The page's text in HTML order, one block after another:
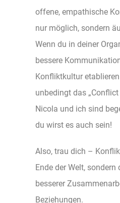
offene, empathische
nur möglich, sondern
Wenn du in deiner
bessere
Konfliktkultur
unbedingt das
Nicola und ich sind
du wirst es auch sein!
Also, trau dich –
Ende der Welt, sondern
besserer
Beziehungen.